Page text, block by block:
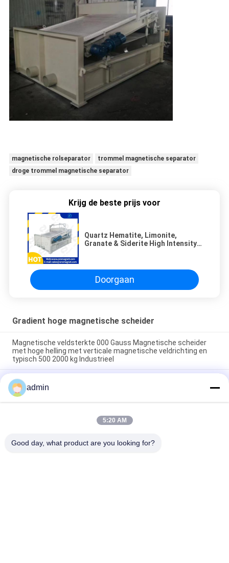
magnetische rolseparator
trommel magnetische separator
droge trommel magnetische separator
Krijg de beste prijs voor
Quartz Hematite, Limonite,
Granate & Siderite High Intensity
Doorgaan
Gradient hoge magnetische scheider
Magnetische veldsterkte 000 Gauss Magnetische scheider
met hoge helling met verticale magnetische veldrichting en
typisch 500 2000 kg Industrieel
000 Gauss Magnetische veldsterkte IJzerplaat Magnetische
scheider Op maat gemaakte Magnetische scheiding
Afhankelijk van modelparameters
50Hz60Hz Stroomvoorziening Magnetische scheider met
hoge helling WD1000 Modelopties Ontworpen voor efficiënte
admin
5:20 AM
Good day, what product are you looking for?